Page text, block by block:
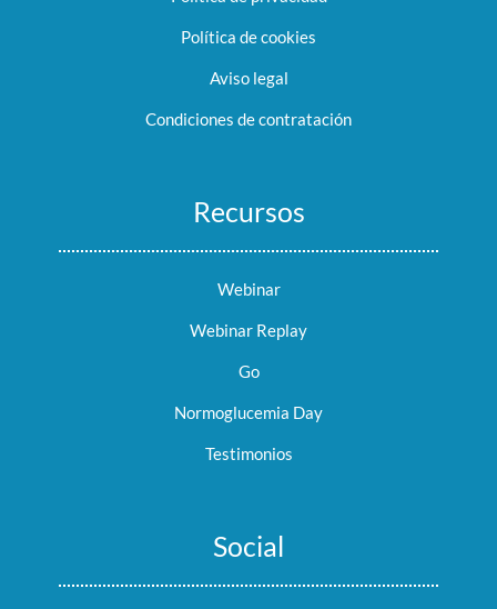
Política de cookies
Aviso legal
Condiciones de contratación
Recursos
Webinar
Webinar Replay
Go
Normoglucemia Day
Testimonios
Social